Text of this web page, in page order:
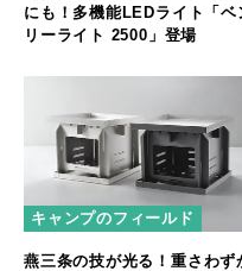
にも！多機能LEDライト「ベ
リーライト 2500」登場
キャンプのフィールド
燕三条の技が光る！重さわず